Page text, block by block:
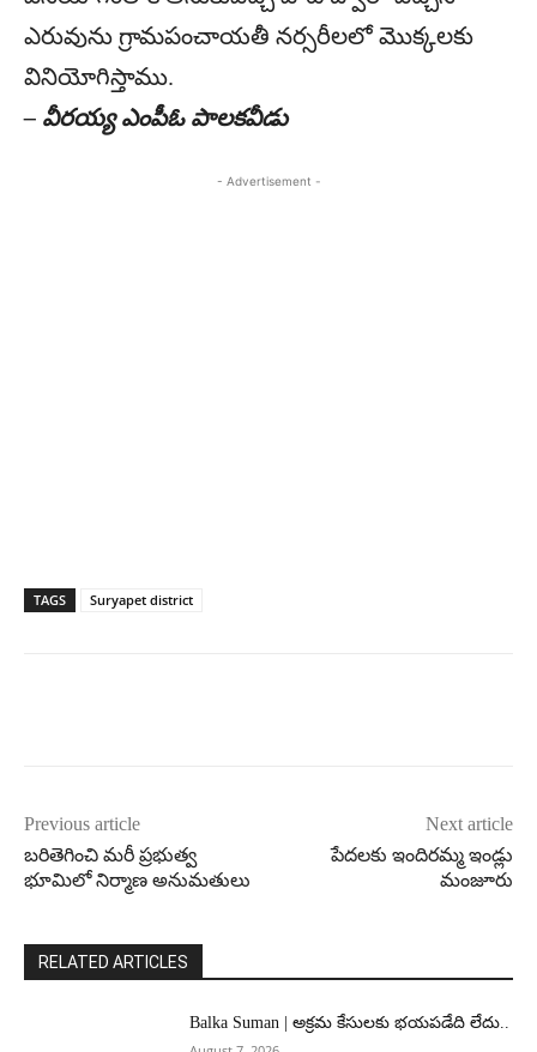
ఎరువును గ్రామపంచాయతీ నర్సరీలలో మొక్కలకు
వినియోగిస్తాము.
– వీరయ్య ఎంపీఓ పాలకవీడు
- Advertisement -
TAGS Suryapet district
Previous article
బరితెగించి మరీ ప్రభుత్వ
భూమిలో నిర్మాణ అనుమతులు
Next article
పేదలకు ఇందిరమ్మ ఇండ్లు
మంజూరు
RELATED ARTICLES
Balka Suman | అక్రమ కేసులకు భయపడేది లేదు..